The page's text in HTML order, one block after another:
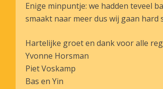
Enige minpuntje: we hadden teveel
smaakt naar meer dus wij gaan
Hartelijke groet en dank voor alle
Yvonne Horsman
Piet Voskamp
Bas en Yin